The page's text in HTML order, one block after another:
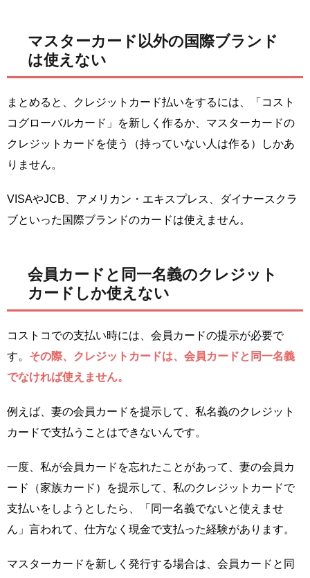
マスターカード以外の国際ブランド
は使えない
まとめると、クレジットカード払いをするには、「コスト
コグローバルカード」を新しく作るか、マスターカードの
クレジットカードを使う（持っていない人は作る）しかあ
りません。
VISAやJCB、アメリカン・エキスプレス、ダイナースクラ
ブといった国際ブランドのカードは使えません。
会員カードと同一名義のクレジット
カードしか使えない
コストコでの支払い時には、会員カードの提示が必要で
す。 その際、クレジットカードは、会員カードと同一名義
でなければ使えません。
例えば、妻の会員カードを提示して、私名義のクレジット
カードで支払うことはできないんです。
一度、私が会員カードを忘れたことがあって、妻の会員カ
ード（家族カード）を提示して、私のクレジットカードで
支払いをしようとしたら、「同一名義でないと使えませ
ん」言われて、仕方なく現金で支払った経験があります。
マスターカードを新しく発行する場合は、会員カードと同